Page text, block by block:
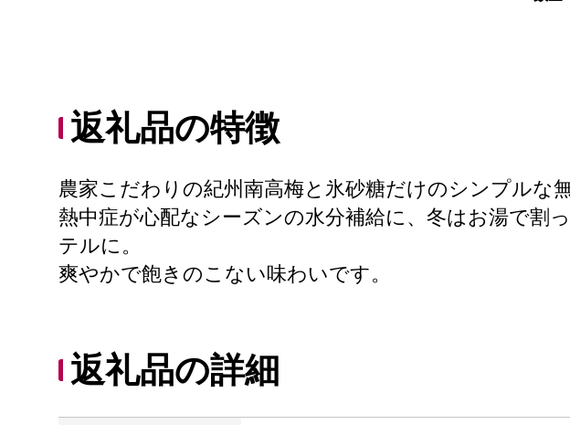
返礼品の特徴
農家こだわりの紀州南高梅と氷砂糖だけのシンプルな
熱中症が心配なシーズンの水分補給に、冬はお湯で割
テルに。
爽やかで飽きのこない味わいです。
返礼品の詳細